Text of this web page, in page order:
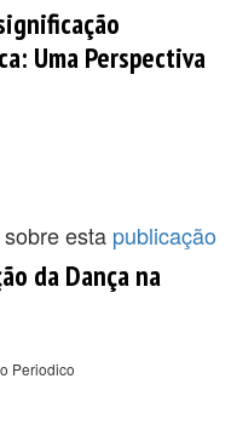
Uma Perspectiva
esta publicação
da Dança na
Periodico